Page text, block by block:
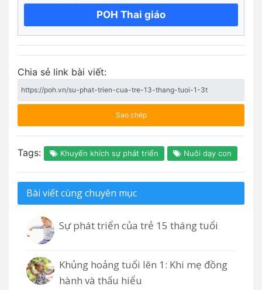
POH Thai giáo
Chia sẻ link bài viết:
Sao chép
Tags: Khuyến khích sự phát triển Nuôi dạy con
Bài viết cùng chuyên mục
Sự phát triển của trẻ 15 tháng tuổi
Khủng hoảng tuổi lên 1: Khi mẹ đồng
hành và thấu hiểu